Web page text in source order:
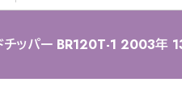
チッパー BR120T-1 2003年